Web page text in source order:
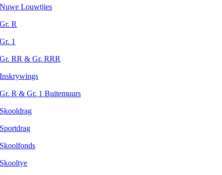
Nuwe Louwtjies
Gr. R
Gr. 1
Gr. RR & Gr. RRR
Inskrywings
Gr. R & Gr. 1 Buitemuurs
Skooldrag
Sportdrag
Skoolfonds
Skooltye